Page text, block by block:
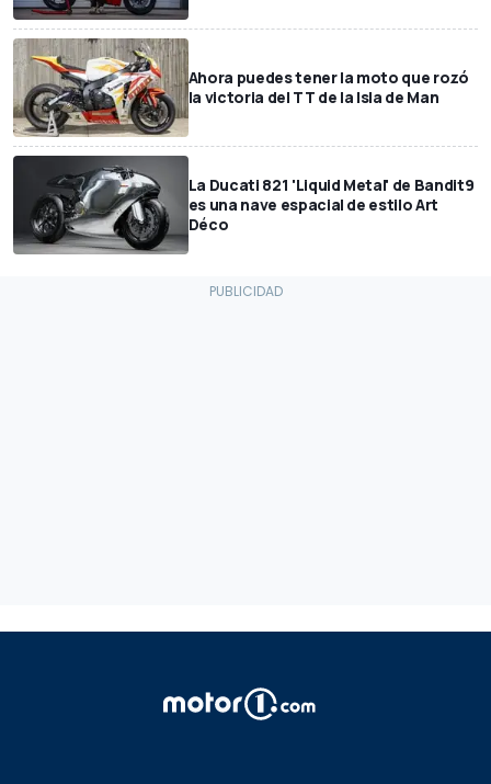
Ahora puedes tener la moto que rozó
la victoria del TT de la Isla de Man
La Ducati 821 'Liquid Metal' de Bandit9
es una nave espacial de estilo Art
Déco